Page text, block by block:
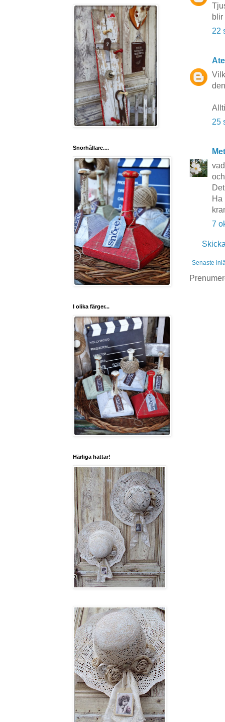
blir
22
25
Ha
7
Senaste
Snörhållare....
I olika färger...
Härliga hattar!